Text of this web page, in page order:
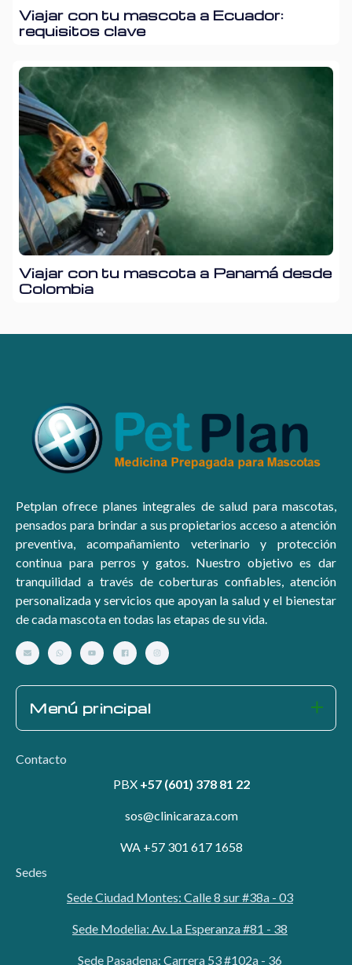
Viajar con tu mascota a Ecuador:
requisitos clave
Viajar con tu mascota a Panamá desde
Colombia
Petplan ofrece planes integrales de salud para mascotas,
pensados para brindar a sus propietarios acceso a atención
preventiva, acompañamiento veterinario y protección
continua para perros y gatos. Nuestro objetivo es dar
tranquilidad a través de coberturas confiables, atención
personalizada y servicios que apoyan la salud y el bienestar
de cada mascota en todas las etapas de su vida.
Menú principal
Contacto
PBX +57 (601) 378 81 22
sos@clinicaraza.com
WA +57 301 617 1658
Sedes
Sede Ciudad Montes: Calle 8 sur #38a - 03
Sede Modelia: Av. La Esperanza #81 - 38
Sede Pasadena: Carrera 53 #102a - 36